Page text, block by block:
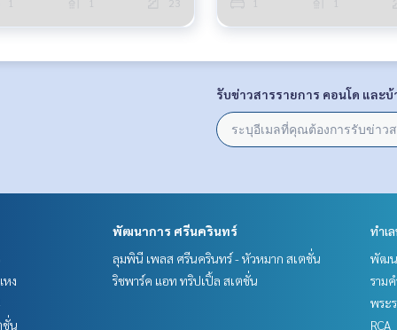
รับข่าวสารรายการ คอนโด และบ้
หง
ชั่น
พัฒนาการ ศรีนครินทร์
ลุมพินี เพลส ศรีนครินทร์ - หัวหมาก สเตชั่น
ริชพาร์ค แอท ทริปเปิ้ล สเตชั่น
ทำเ
พัฒน
ราม
พระ
RCA